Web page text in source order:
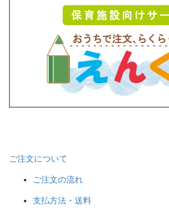
ご注文について
ご注文の流れ
支払方法・送料